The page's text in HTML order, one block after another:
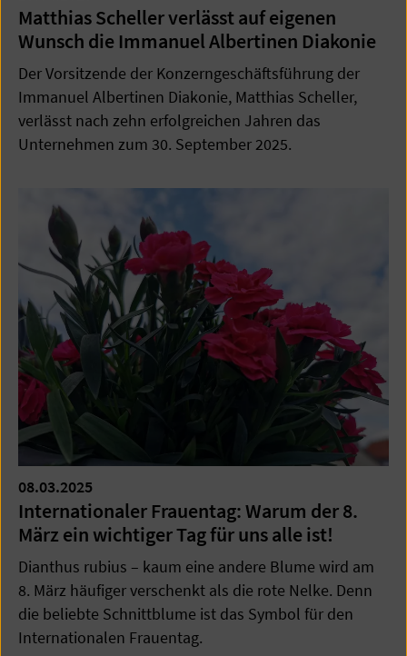
Matthias Scheller verlässt auf eigenen
Wunsch die Immanuel Albertinen Diakonie
Der Vorsitzende der Konzerngeschäftsführung der
Immanuel Albertinen Diakonie, Matthias Scheller,
verlässt nach zehn erfolgreichen Jahren das
Unternehmen zum 30. September 2025.
08.03.2025
Internationaler Frauentag: Warum der 8.
März ein wichtiger Tag für uns alle ist!
Dianthus rubius – kaum eine andere Blume wird am
8. März häufiger verschenkt als die rote Nelke. Denn
die beliebte Schnittblume ist das Symbol für den
Internationalen Frauentag.